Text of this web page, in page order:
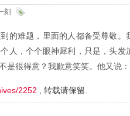
刻
的难题，里面的人都备受尊敬
人，个个眼神犀利，只是，头
是很得意？我歉意笑笑。他又说
2252 , 转载请保留.